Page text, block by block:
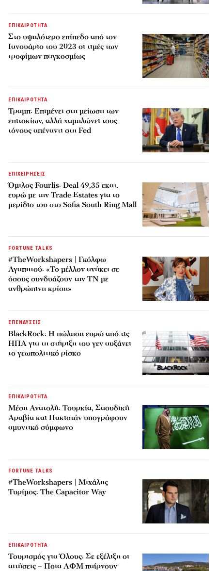
ΕΠΙΚΑΙΡΟΤΗΤΑ
Στο υψηλότερο επίπεδο από τον
Ιανουάριο του 2023 οι τιμές των
τροφίμων παγκοσμίως
ΕΠΙΚΑΙΡΟΤΗΤΑ
Τραμπ: Επιμένει στη μείωση των
επιτοκίων, αλλά χαμηλώνει τους
τόνους απέναντι στη Fed
ΕΠΙΧΕΙΡΗΣΕΙΣ
Όμιλος Fourlis: Deal 49,35 εκατ.
ευρώ με την Trade Estates για το
μερίδιο του στο Sofia South Ring Mall
FORTUNE TALKS
#TheWorkshapers | Γκόλφω
Αγαπητού: «Το μέλλον ανήκει σε
όσους συνδυάζουν την ΤΝ με
ανθρώπινη κρίση»
ΕΠΕΝΔΥΣΕΙΣ
BlackRock: Η πώληση ευρώ από τις
ΗΠΑ για τη στήριξη του γεν αυξάνει
το γεωπολιτικό ρίσκο
ΕΠΙΚΑΙΡΟΤΗΤΑ
Μέση Ανατολή: Τουρκία, Σαουδική
Αραβία και Πακιστάν υπογράφουν
αμυντικό σύμφωνο
FORTUNE TALKS
#TheWorkshapers | Μιχάλης
Τυρίμος: The Capacitor Way
ΕΠΙΚΑΙΡΟΤΗΤΑ
Τουρισμός για Όλους: Σε εξέλιξη οι
αιτήσεις – Ποια ΑΦΜ παίρνουν